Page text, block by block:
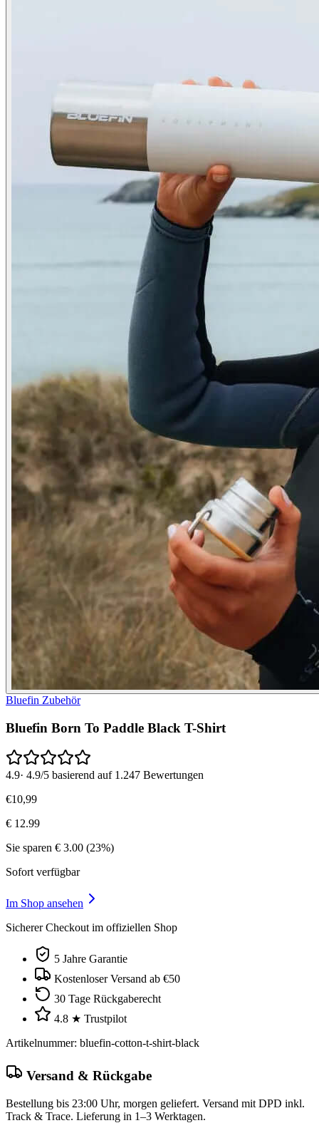
Bluefin Zubehör
Bluefin Born To Paddle Black T-Shirt
4.9· 4.9/5 basierend auf 1.247 Bewertungen
€10,99
€ 12.99
Sie sparen € 3.00 (23%)
Sofort verfügbar
Im Shop ansehen
Sicherer Checkout im offiziellen Shop
5 Jahre Garantie
Kostenloser Versand ab €50
30 Tage Rückgaberecht
4.8 ★ Trustpilot
Artikelnummer: bluefin-cotton-t-shirt-black
Versand & Rückgabe
Bestellung bis 23:00 Uhr, morgen geliefert. Versand mit DPD inkl.
Track & Trace. Lieferung in 1–3 Werktagen.